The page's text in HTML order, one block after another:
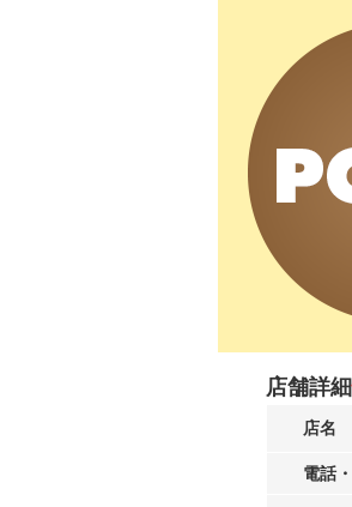
店舗詳細
店名
電話